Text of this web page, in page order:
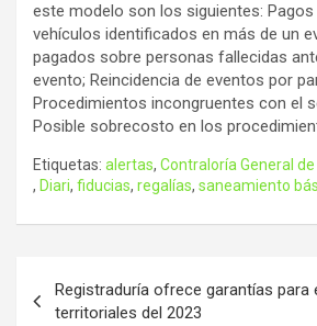
este modelo son los siguientes: Pagos
vehículos identificados en más de un
pagados sobre personas fallecidas
evento; Reincidencia de eventos por
Procedimientos incongruentes con el
Posible sobrecosto en los
Etiquetas: alertas, Contraloría General de
, Diari, fiducias, regalías, saneamiento
de
Registraduría ofrece garantías para
territoriales del 2023